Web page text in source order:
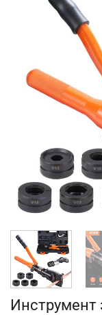
Инструмент